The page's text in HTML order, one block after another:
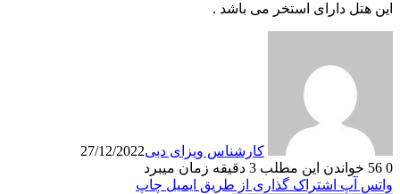
این هتل دارای استخر می باشد .
کارشناس ویزای دبی27/12/2022
0
خواندن این مطلب 3 دقیقه زمان میبرد
واتس آپ اشتراک گذاری از طریق ایمیل چاپ